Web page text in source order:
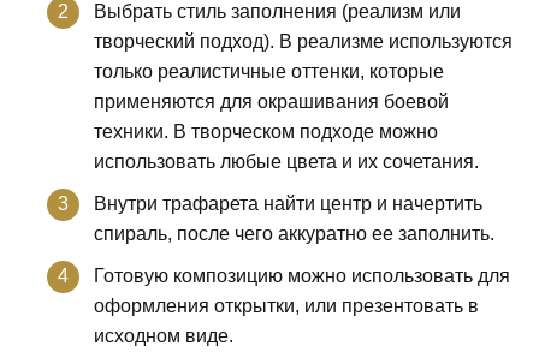
Выбрать стиль заполнения (реализм или
творческий подход). В реализме используются
только реалистичные оттенки, которые
применяются для окрашивания боевой
техники. В творческом подходе можно
использовать любые цвета и их сочетания.
Внутри трафарета найти центр и начертить
спираль, после чего аккуратно ее заполнить.
Готовую композицию можно использовать для
оформления открытки, или презентовать в
исходном виде.